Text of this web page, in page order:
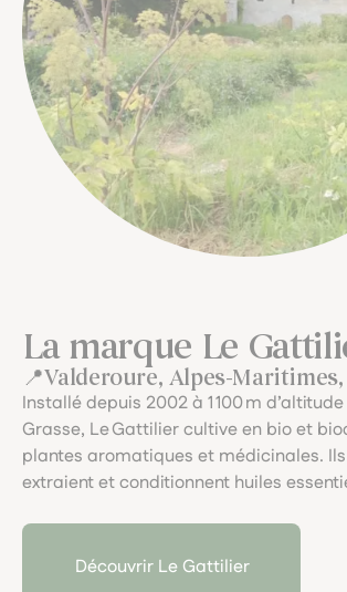
La marque Le
Valderoure, Alpes-Maritimes,
Installé depuis 2002 à 1 100 m
Grasse, Le Gattilier cultive en bio et
plantes aromatiques et médicinales.
extraient et conditionnent huiles
approche artisanale, sensorielle et
Découvrir Le Gattilier